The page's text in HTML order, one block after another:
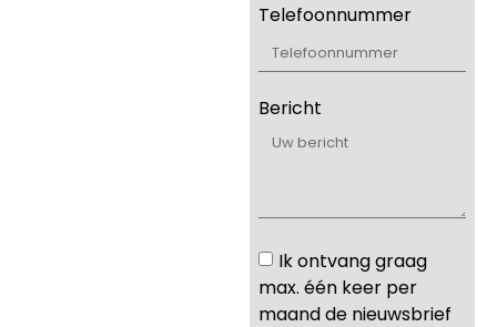
Telefoonnummer
Bericht
Ik ontvang graag
max. één keer per
maand de nieuwsbrief